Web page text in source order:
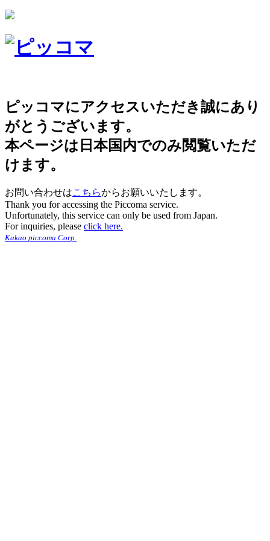
ピッコマにアクセスいただき誠にあり
がとうございます。
本ページは日本国内でのみ閲覧いただ
けます。
お問い合わせはこちらからお願いいたします。
Thank you for accessing the Piccoma service.
Unfortunately, this service can only be used from Japan.
For inquiries, please click here.
Kakao piccoma Corp.